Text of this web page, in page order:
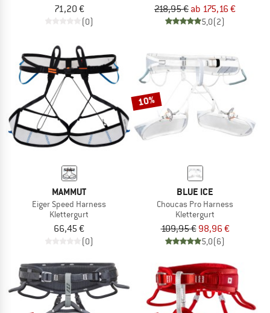
71,20 €
(0)
218,95 € ab 175,16 €
5,0(2)
MAMMUT
Eiger Speed Harness
Klettergurt
66,45 €
(0)
10%
BLUE ICE
Choucas Pro Harness
Klettergurt
109,95 € 98,96 €
5,0(6)